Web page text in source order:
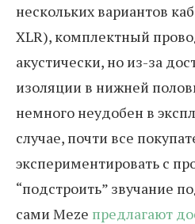
нескольких вариантов
XLR), комплектный
акустически, но из-за
изоляции в нижней
немного неудобен в
случае, почти все
экспериментировать с
“подстроить” звучание
сами Meze предлагают